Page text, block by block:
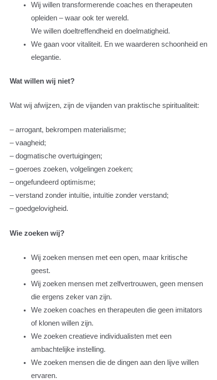
Wij willen transformerende coaches en therapeuten
opleiden – waar ook ter wereld.
We willen doeltreffendheid en doelmatigheid.
We gaan voor vitaliteit. En we waarderen schoonheid en
elegantie.
Wat willen wij niet?
Wat wij afwijzen, zijn de vijanden van praktische spiritualiteit:
– arrogant, bekrompen materialisme;
– vaagheid;
– dogmatische overtuigingen;
– goeroes zoeken, volgelingen zoeken;
– ongefundeerd optimisme;
– verstand zonder intuïtie, intuïtie zonder verstand;
– goedgelovigheid.
Wie zoeken wij?
Wij zoeken mensen met een open, maar kritische
geest.
Wij zoeken mensen met zelfvertrouwen, geen mensen
die ergens zeker van zijn.
We zoeken coaches en therapeuten die geen imitators
of klonen willen zijn.
We zoeken creatieve individualisten met een
ambachtelijke instelling.
We zoeken mensen die de dingen aan den lijve willen
ervaren.